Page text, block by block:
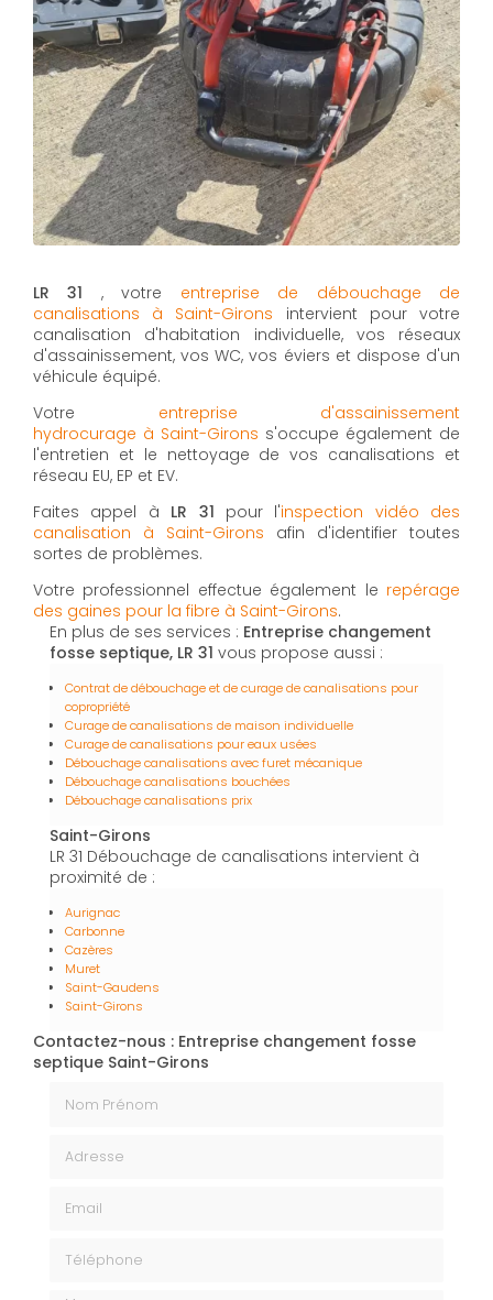
LR 31 , votre entreprise de débouchage de
canalisations à Saint-Girons intervient pour votre
canalisation d'habitation individuelle, vos réseaux
d'assainissement, vos WC, vos éviers et dispose d'un
véhicule équipé.
Votre entreprise d'assainissement
hydrocurage à Saint-Girons s'occupe également de
l'entretien et le nettoyage de vos canalisations et
réseau EU, EP et EV.
Faites appel à LR 31 pour l'inspection vidéo des
canalisation à Saint-Girons afin d'identifier toutes
sortes de problèmes.
Votre professionnel effectue également le repérage
des gaines pour la fibre à Saint-Girons.
En plus de ses services : Entreprise changement
fosse septique, LR 31 vous propose aussi :
Contrat de débouchage et de curage de canalisations pour
copropriété
Curage de canalisations de maison individuelle
Curage de canalisations pour eaux usées
Débouchage canalisations avec furet mécanique
Débouchage canalisations bouchées
Débouchage canalisations prix
Saint-Girons
LR 31 Débouchage de canalisations intervient à
proximité de :
Aurignac
Carbonne
Cazères
Muret
Saint-Gaudens
Saint-Girons
Contactez-nous : Entreprise changement fosse
septique Saint-Girons